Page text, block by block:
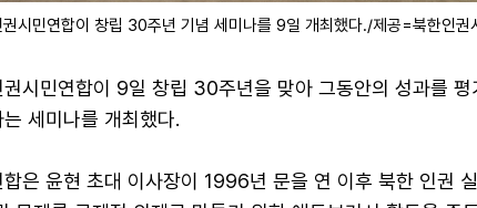
권시민연합이 창립 30주년 기념 세미나를 9일 개최했다./제공=북한인권
권시민연합이 9일 창립 30주년을 맞아 그동안의 성과를
세미나를 개최했다.
합은 윤현 초대 이사장이 1996년 문을 연 이후 북한 인권